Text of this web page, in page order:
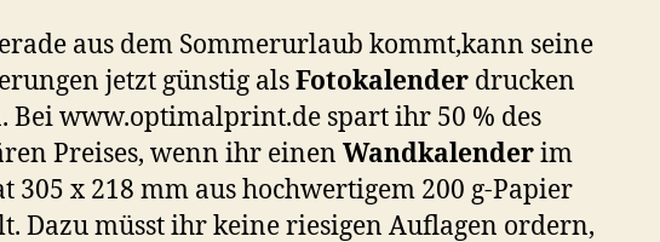
aus dem Sommerurlaub kommt,kann seine
jetzt günstig alsFotokalender drucken
Bei www.optimalprint.de spart ihr 50 % des
Preises, wenn ihr einen Wandkalenderim
305 x 218 mm aus hochwertigem 200 g-Papier
Dazu müsst ihr keine riesigen Auflagen ordern,